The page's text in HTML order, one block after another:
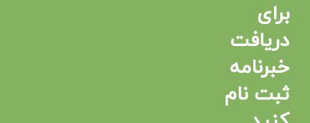
برای
دریافت
خبرنامه
ثبت نام